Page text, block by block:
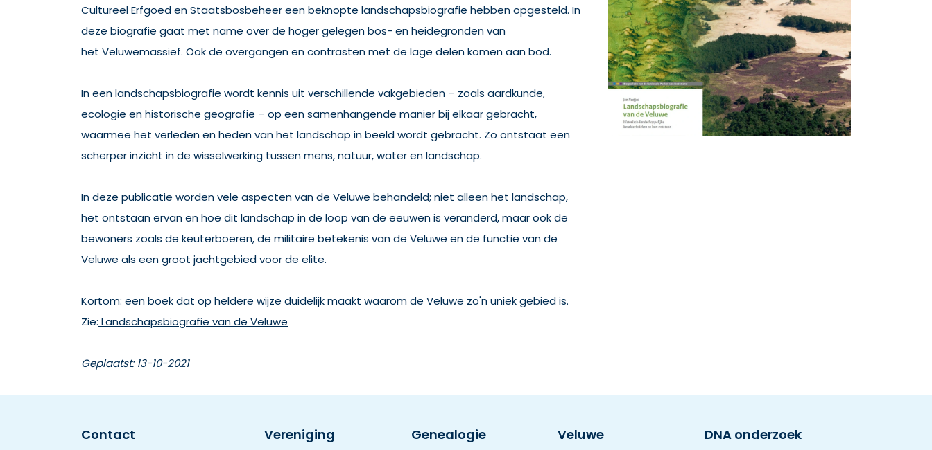
Cultureel Erfgoed en Staatsbosbeheer een beknopte landschapsbiografie hebben opgesteld. In
deze biografie gaat met name over de hoger gelegen bos- en heidegronden van
het Veluwemassief. Ook de overgangen en contrasten met de lage delen komen aan bod.
In een landschapsbiografie wordt kennis uit verschillende vakgebieden – zoals aardkunde,
ecologie en historische geografie – op een samenhangende manier bij elkaar gebracht,
waarmee het verleden en heden van het landschap in beeld wordt gebracht. Zo ontstaat een
scherper inzicht in de wisselwerking tussen mens, natuur, water en landschap.
In deze publicatie worden vele aspecten van de Veluwe behandeld; niet alleen het landschap,
het ontstaan ervan en hoe dit landschap in de loop van de eeuwen is veranderd, maar ook de
bewoners zoals de keuterboeren, de militaire betekenis van de Veluwe en de functie van de
Veluwe als een groot jachtgebied voor de elite.
Kortom: een boek dat op heldere wijze duidelijk maakt waarom de Veluwe zo'n uniek gebied is.
Zie: Landschapsbiografie van de Veluwe
Geplaatst: 13-10-2021
Contact Vereniging Genealogie Veluwe DNA onderzoek